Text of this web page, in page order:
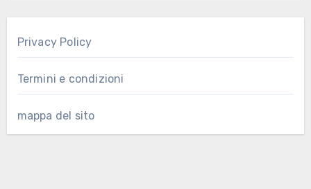
Privacy Policy
Termini e condizioni
mappa del sito